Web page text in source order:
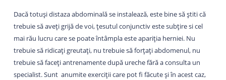
Dacă totuși distaza abdominală se instalează, este bine să știti că
trebuie să aveți grijă de voi, țesutul conjunctiv este subțire si cel
mai rău lucru care se poate întâmpla este apariția herniei. Nu
trebuie să ridicați greutați, nu trebuie să forțați abdomenul, nu
trebuie să faceți antrenamente după ureche fără a consulta un
specialist. Sunt anumite exerciții care pot fi făcute și în acest caz,